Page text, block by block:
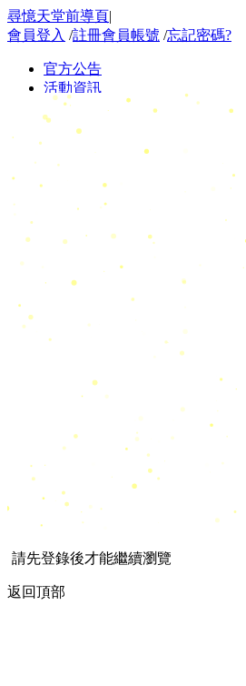
尋憶天堂前導頁|
會員登入 /註冊會員帳號 /忘記密碼?
請先登錄後才能繼續瀏覽
返回頂部